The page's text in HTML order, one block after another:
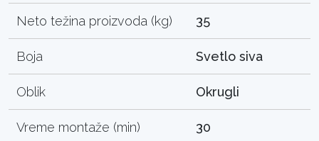
Neto težina proizvoda (kg) 35
Boja Svetlo siva
Oblik Okrugli
Vreme montaže (min) 30